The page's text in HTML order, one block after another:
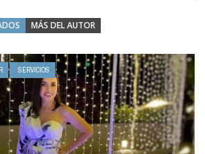
MÁS DEL AUTOR
SERVICIOS